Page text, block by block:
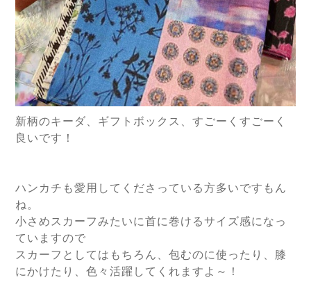
新柄のキーダ、ギフトボックス、すごーくすごーく
良いです！
ハンカチも愛用してくださっている方多いですもん
ね。
小さめスカーフみたいに首に巻けるサイズ感になっ
ていますので
スカーフとしてはもちろん、包むのに使ったり、膝
にかけたり、色々活躍してくれますよ～！